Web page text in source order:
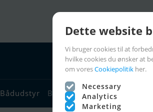
Bådudstyr Bådforhandlere Sejlerlinks
Dette website
Vi bruger cookies til at
hvilke cookies du ønsker at
om voresCookiepolitik her.
Necessary
Analytics
Marketing